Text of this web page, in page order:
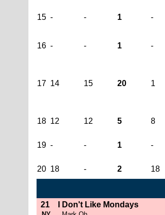
15 - - 1 -
16 - - 1 -
17 14 15 20 1
18 12 12 5 8
19 - - 1 -
20 18 - 2 18
21 I Don't Like Mondays